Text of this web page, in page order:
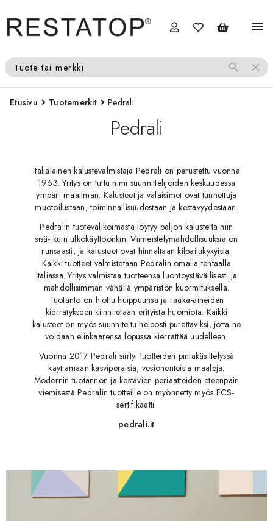
menu
Tuote tai merkki search close
Etusivu Tuotemerkit Pedrali
Pedrali
Italialainen kalustevalmistaja Pedrali on perustettu vuonna
1963. Yritys on tuttu nimi suunnittelijoiden keskuudessa
ympäri maailman. Kalusteet ja valaisimet ovat tunnettuja
muotoilustaan, toiminnallisuudestaan ja kestävyydestään.
Pedralin tuotevalikoimasta löytyy paljon kalusteita niin
sisä- kuin ulkokäyttöönkin. Viimeistelymahdollisuuksia on
runsaasti, ja kalusteet ovat hinnaltaan kilpailukykyisiä.
Kaikki tuotteet valmistetaan Pedralin omalla tehtaalla
Italiassa. Yritys valmistaa tuotteensa luontoystävällisesti ja
mahdollisimman vähällä ympäristön kuormituksella.
Tuotanto on hiottu huippuunsa ja raaka-aineiden
kierrätykseen kiinnitetään erityistä huomiota. Kaikki
kalusteet on myös suunniteltu helposti purettaviksi, jotta ne
voidaan elinkaarensa lopussa kierrättää uudelleen.
Vuonna 2017 Pedrali siirtyi tuotteiden pintakäsittelyssä
käyttämään kasviperäisiä, vesiohenteisia maaleja.
Modernin tuotannon ja kestävien periaatteiden eteenpäin
viemisestä Pedralin tuotteille on myönnetty myös FCS-
sertifikaatti.
pedrali.it